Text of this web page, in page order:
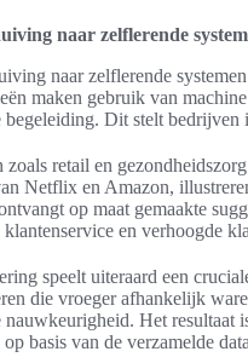
naar zelflerende
naar zelflerende
maken gebruik van
begeleiding. Dit stelt bedrijven
zoals retail en
Netflix en Amazon,
op maat gemaakte
klantenservice en verhoogde
speelt uiteraard een
die vroeger afhankelijk
nauwkeurigheid. Het resultaat
basis van de verzamelde